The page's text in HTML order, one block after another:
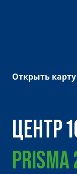
Открыть карту
ЦЕНТР